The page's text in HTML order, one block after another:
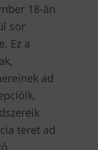
18-án
sor
Ez a
ad
teret ad